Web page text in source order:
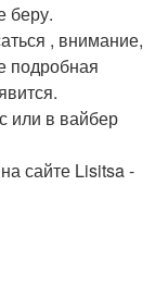
беру.
, внимание,
подробная
или в вайбер
сайте Lisitsa -